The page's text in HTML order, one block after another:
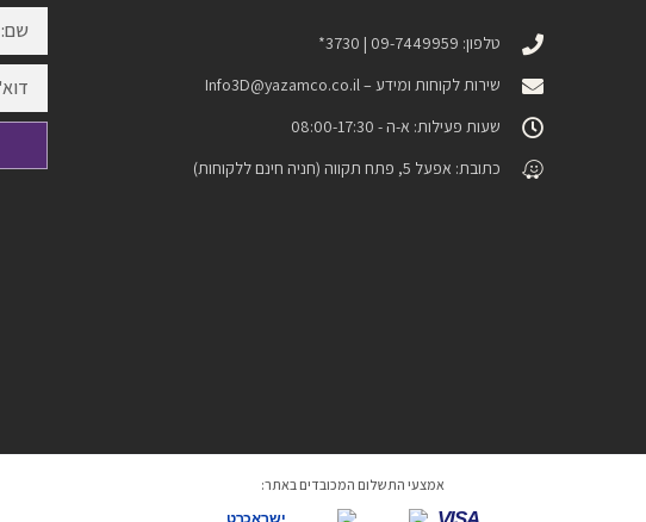
טלפון: 09-7449959 | 3730*
שירות לקוחות ומידע –Info3D@yazamco.co.il
שעות פעילות: א-ה - 08:00-17:30
כתובת: אפעל 5, פתח תקווה (חניה חינם ללקוחות)
אמצעי התשלום המכובדים באתר:
ישראכרט